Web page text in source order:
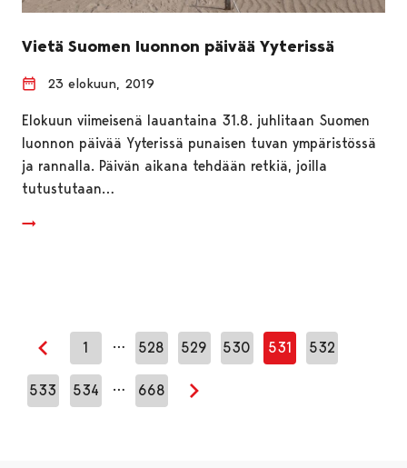
Vietä Suomen luonnon päivää Yyterissä
23 elokuun, 2019
Elokuun viimeisenä lauantaina 31.8. juhlitaan Suomen
luonnon päivää Yyterissä punaisen tuvan ympäristössä
ja rannalla. Päivän aikana tehdään retkiä, joilla
tutustutaan…
Edellinen sivu
1 … 528 529 530 531 532
533 534 … 668
Seuraava sivu